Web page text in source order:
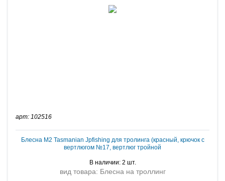
арт: 102516
Блесна M2 Tasmanian Jpfishing для тролинга (красный, крючок с
вертлюгом №17, вертлюг тройной
В наличии: 2 шт.
вид товара: Блесна на троллинг